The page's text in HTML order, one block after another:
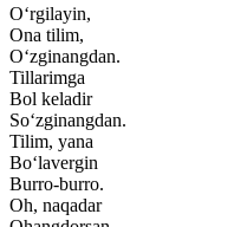
O‘rgilayin,
Ona tilim,
O‘zginangdan.
Tillarimga
Bol keladir
So‘zginangdan.
Tilim, yana
Bo‘lavergin
Burro-burro.
Oh, naqadar